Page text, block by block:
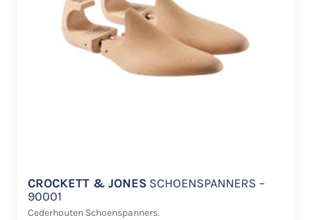
CROCKETT & JONES SCHOENSPANNERS –
90001
Cederhouten Schoenspanners.